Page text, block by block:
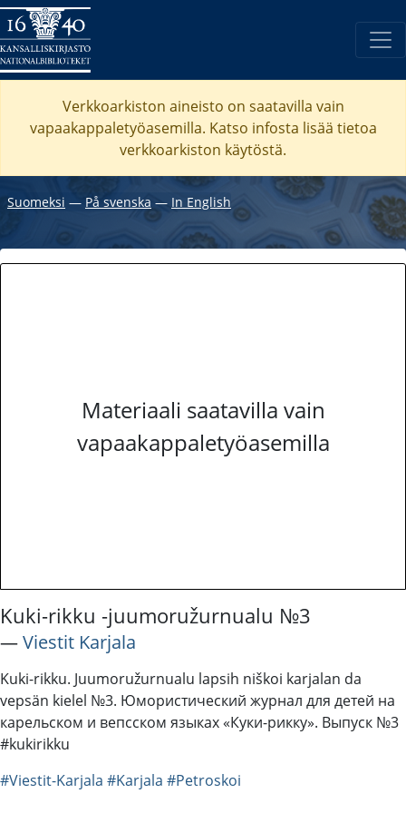
Verkkoarkiston aineisto on saatavilla vain
vapaakappaletyöasemilla. Katso infosta lisää tietoa
verkkoarkiston käytöstä.
Suomeksi ― På svenska ― In English
Materiaali saatavilla vain
vapaakappaletyöasemilla
Kuki-rikku -juumoružurnualu №3
―Viestit Karjala
Kuki-rikku. Juumoružurnualu lapsih niškoi karjalan da
vepsän kielel №3. Юмористический журнал для детей на
карельском и вепсском языках «Куки-рикку». Выпуск №3
#kukirikku
#Viestit-Karjala #Karjala #Petroskoi